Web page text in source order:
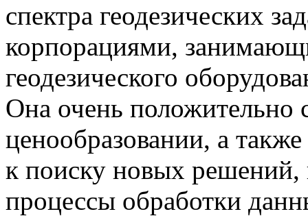
спектра геодезических
корпорациями,
геодезического
Она очень положительно
ценообразовании, а
к поиску новых
процессы обработки